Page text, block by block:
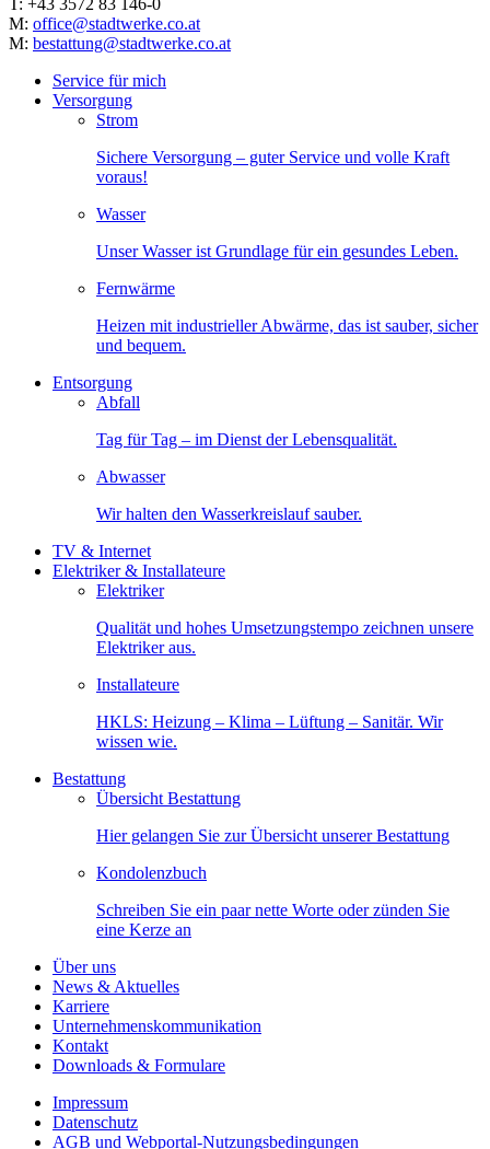
T: +43 3572 83 146-0
M: office@stadtwerke.co.at
M: bestattung@stadtwerke.co.at
Service für mich
Versorgung
Strom
Sichere Versorgung – guter Service und volle Kraft
voraus!
Wasser
Unser Wasser ist Grundlage für ein gesundes Leben.
Fernwärme
Heizen mit industrieller Abwärme, das ist sauber, sicher
und bequem.
Entsorgung
Abfall
Tag für Tag – im Dienst der Lebensqualität.
Abwasser
Wir halten den Wasserkreislauf sauber.
TV & Internet
Elektriker & Installateure
Elektriker
Qualität und hohes Umsetzungstempo zeichnen unsere
Elektriker aus.
Installateure
HKLS: Heizung – Klima – Lüftung – Sanitär. Wir
wissen wie.
Bestattung
Übersicht Bestattung
Hier gelangen Sie zur Übersicht unserer Bestattung
Kondolenzbuch
Schreiben Sie ein paar nette Worte oder zünden Sie
eine Kerze an
Über uns
News & Aktuelles
Karriere
Unternehmenskommunikation
Kontakt
Downloads & Formulare
Impressum
Datenschutz
AGB und Webportal-Nutzungsbedingungen